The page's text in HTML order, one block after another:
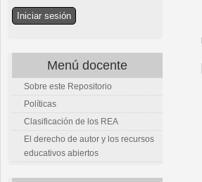
Menú docente
Sobre este Repositorio
Políticas
Clasificación de los REA
El derecho de autor y los recursos
educativos abiertos